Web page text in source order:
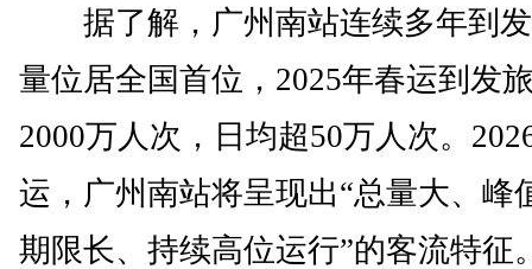
据了解，广州南站连续多年到
量位居全国首位，2025年春运到发
2000万人次，日均超50万人次。
运，广州南站将呈现出“总量大、峰
期限长、持续高位运行”的客流特征